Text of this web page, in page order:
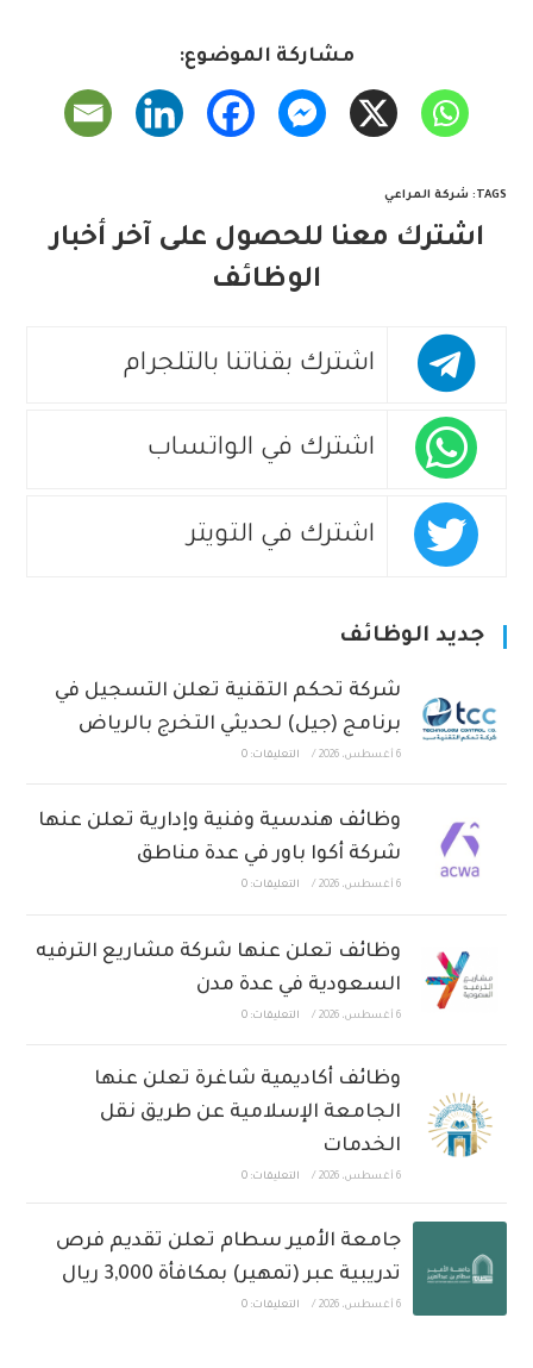
مشاركة الموضوع:
TAGS
: شركة المراعي
اشترك معنا للحصول على آخر أخبار
الوظائف
اشترك بقناتنا بالتلجرام
اشترك في الواتساب
اشترك في التويتر
جديد الوظائف
شركة تحكم التقنية تعلن التسجيل في
برنامج (جيل) لحديثي التخرج بالرياض
6 أغسطس، 2026 / التعليقات: 0
وظائف هندسية وفنية وإدارية تعلن عنها
شركة أكوا باور في عدة مناطق
6 أغسطس، 2026 / التعليقات: 0
وظائف تعلن عنها شركة مشاريع الترفيه
السعودية في عدة مدن
6 أغسطس، 2026 / التعليقات: 0
وظائف أكاديمية شاغرة تعلن عنها
الجامعة الإسلامية عن طريق نقل
الخدمات
6 أغسطس، 2026 / التعليقات: 0
جامعة الأمير سطام تعلن تقديم فرص
تدريبية عبر (تمهير) بمكافأة 3,000 ريال
6 أغسطس، 2026 / التعليقات: 0